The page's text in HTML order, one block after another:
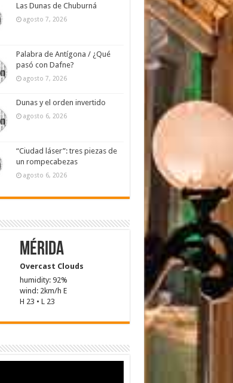
Las Dunas de Chuburná
agosto 7, 2026
Palabra de Antígona / ¿Qué
pasó con Dafne?
agosto 7, 2026
Dunas y el orden invertido
agosto 6, 2026
“Ciudad láser”: tres piezas de
un rompecabezas
agosto 6, 2026
Mérida
Overcast Clouds
humidity: 92%
wind: 2km/h E
H 23 • L 23